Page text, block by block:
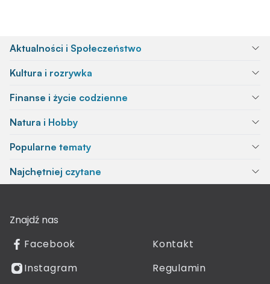
Aktualności i Społeczeństwo
Kultura i rozrywka
Finanse i życie codzienne
Natura i Hobby
Popularne tematy
Najchętniej czytane
Znajdź nas
Facebook
Instagram
Kontakt
Regulamin